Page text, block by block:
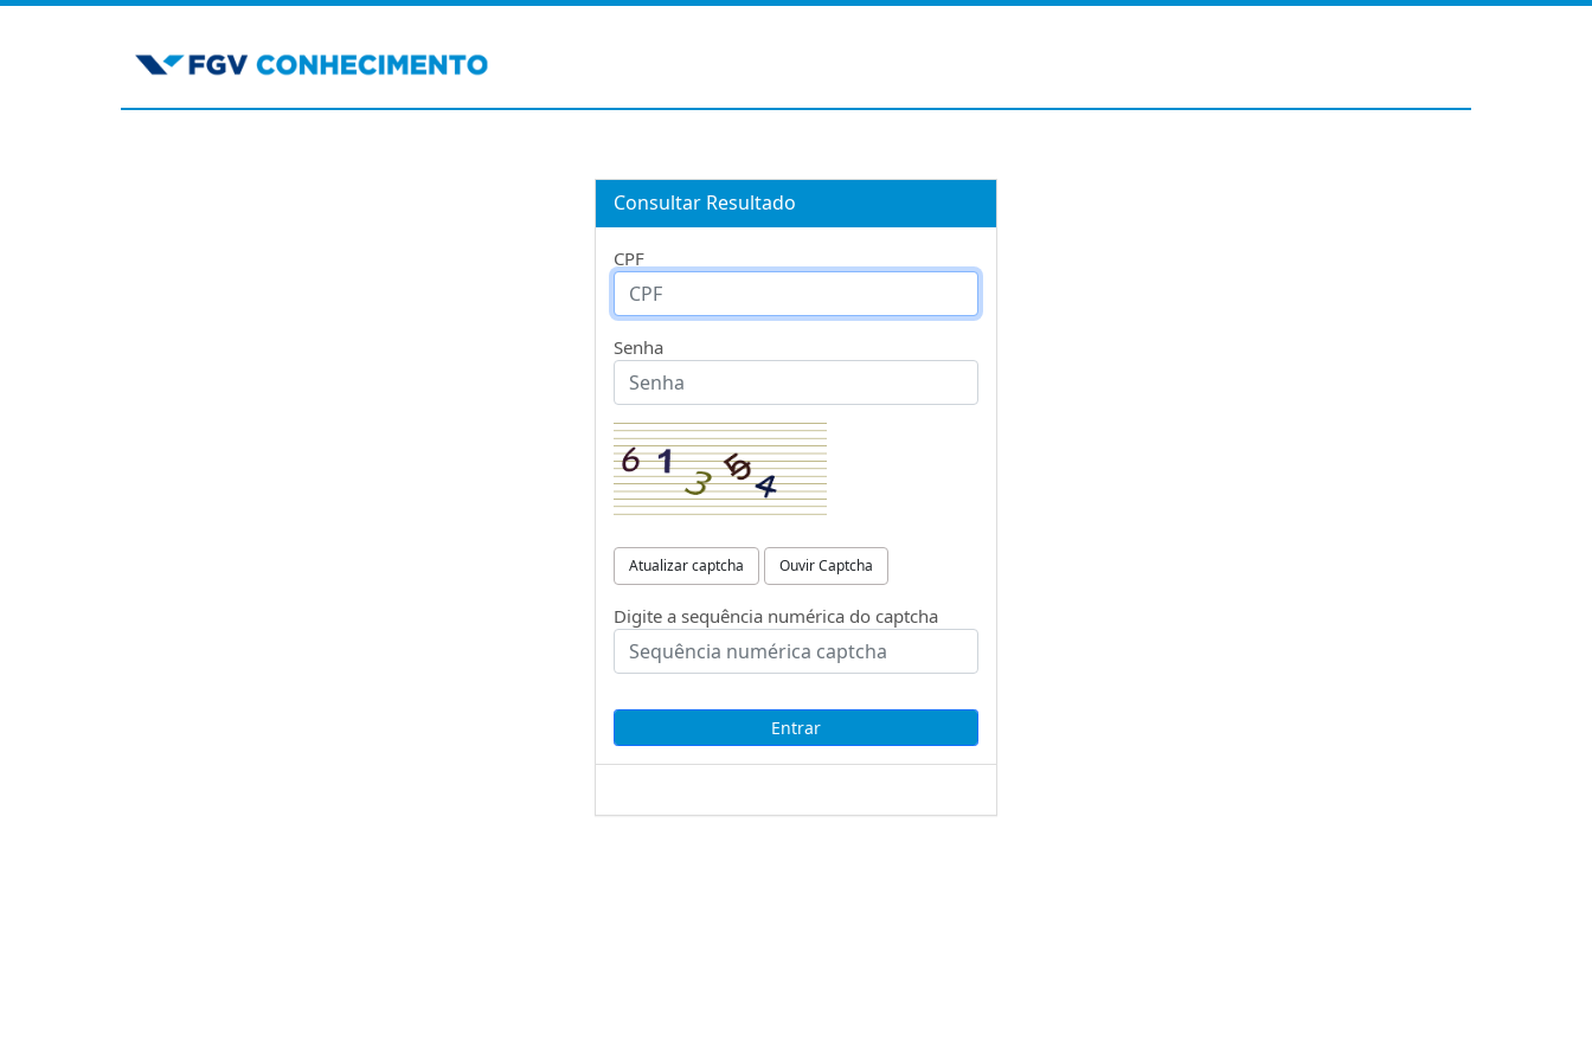
Consultar Resultado
CPF
Senha
Atualizar captcha Ouvir Captcha
Digite a sequência numérica do captcha